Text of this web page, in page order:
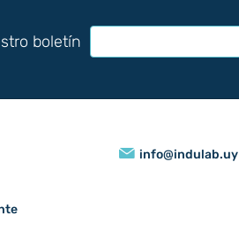
boletín
info@indulab.uy